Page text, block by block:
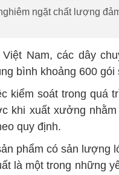
ngặt chất lượng
Việt Nam, các dây
bình khoảng 600
kiểm soát trong quá
khi xuất xưởng
quy định.
phẩm có sản lượng
là một trong những